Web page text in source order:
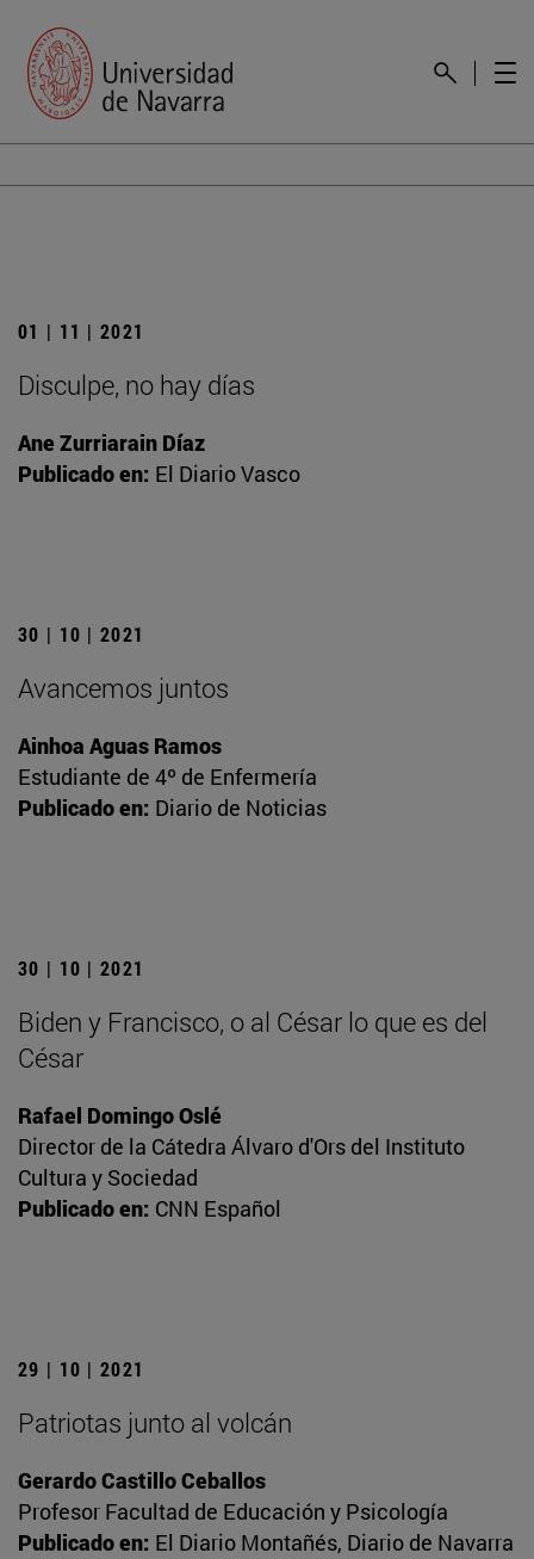
01 | 11 | 2021
Disculpe, no hay días
Ane Zurriarain Díaz
Publicado en: El Diario Vasco
30 | 10 | 2021
Avancemos juntos
Ainhoa Aguas Ramos
Estudiante de 4º de Enfermería
Publicado en: Diario de Noticias
30 | 10 | 2021
Biden y Francisco, o al César lo que es del
César
Rafael Domingo Oslé
Director de la Cátedra Álvaro d'Ors del Instituto
Cultura y Sociedad
Publicado en: CNN Español
29 | 10 | 2021
Patriotas junto al volcán
Gerardo Castillo Ceballos
Profesor Facultad de Educación y Psicología
Publicado en: El Diario Montañés, Diario de Navarra